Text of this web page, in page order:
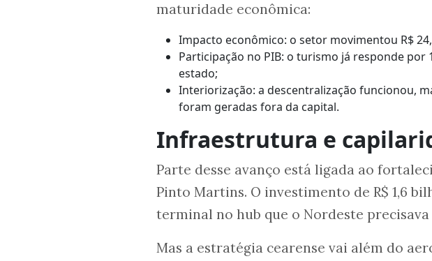
maturidade econômica:
Impacto econômico: o setor movimentou R$
Participação no PIB: o turismo já responde por
estado;
Interiorização: a descentralização funcionou,
foram geradas fora da capital.
Infraestrutura e
Parte desse avanço está ligada ao
Pinto Martins. O investimento de R$ 1,6
terminal no hub que o Nordeste
Mas a estratégia cearense vai além do